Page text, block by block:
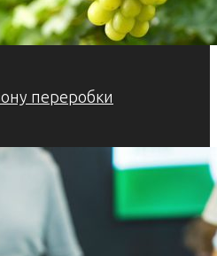
переробки